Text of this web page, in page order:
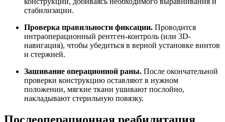
стабилизации.
Проверка правильности фиксации. Проводится
интраоперационный рентген-контроль (или 3D-
навигация), чтобы убедиться в верной установке винтов
и стержней.
Зашивание операционной раны. После окончательной
проверки конструкцию оставляют в нужном
положении, мягкие ткани ушивают послойно,
накладывают стерильную повязку.
Послеоперационная реабилитация